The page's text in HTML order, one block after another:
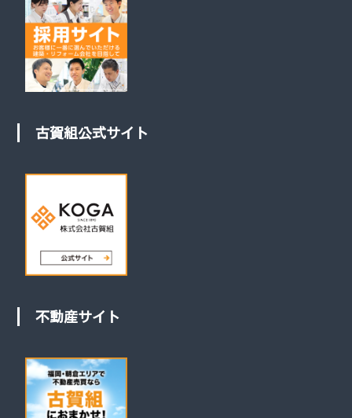
古賀組公式サイト
不動産サイト